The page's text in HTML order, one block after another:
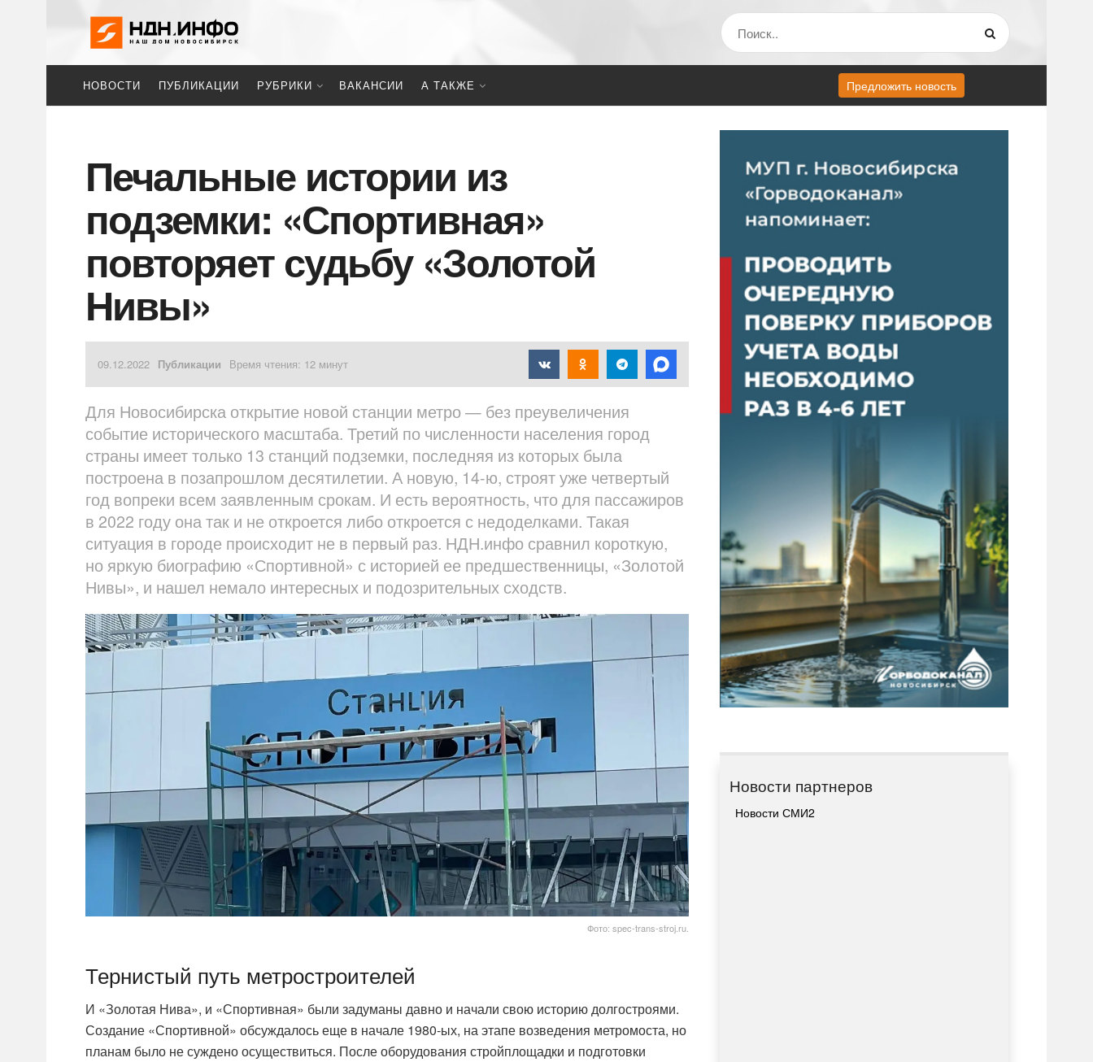
НОВОСТИ ПУБЛИКАЦИИ РУБРИКИ ВАКАНСИИ А ТАКЖЕ Предложить новость
Печальные истории из
подземки: «Спортивная»
повторяет судьбу «Золотой
Нивы»
09.12.2022 Публикации Время чтения: 12 минут
Для Новосибирска открытие новой станции метро — без преувеличения
событие исторического масштаба. Третий по численности населения город
страны имеет только 13 станций подземки, последняя из которых была
построена в позапрошлом десятилетии. А новую, 14-ю, строят уже четвертый
год вопреки всем заявленным срокам. И есть вероятность, что для пассажиров
в 2022 году она так и не откроется либо откроется с недоделками. Такая
ситуация в городе происходит не в первый раз. НДН.инфо сравнил короткую,
но яркую биографию «Спортивной» с историей ее предшественницы, «Золотой
Нивы», и нашел немало интересных и подозрительных сходств.
Фото: spec-trans-stroj.ru.
Тернистый путь метростроителей
И «Золотая Нива», и «Спортивная» были задуманы давно и начали свою историю долгостроями.
Создание «Спортивной» обсуждалось еще в начале 1980-ых, на этапе возведения метромоста, но
планам было не суждено осуществиться. После оборудования стройплощадки и подготовки
Новости партнеров
Новости СМИ2